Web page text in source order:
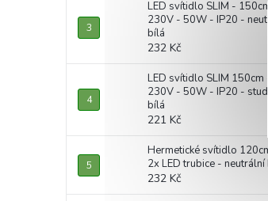
LED svítidlo SLIM - 150cm
230V - 50W - IP20 -
bílá
232 Kč
LED svítidlo SLIM 150cm -
230V - 50W - IP20 -
bílá
221 Kč
Hermetické svítidlo
2x LED trubice - neutrální
232 Kč